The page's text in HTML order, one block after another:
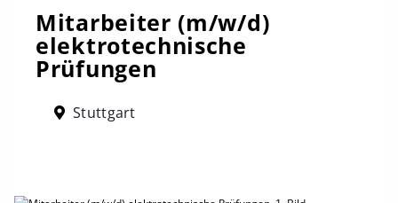
Mitarbeiter (m/w/d)
elektrotechnische
Prüfungen
Stuttgart